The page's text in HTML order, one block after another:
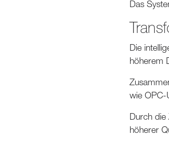
Das
Die
höherem
wie OPC-
Durch die
höherer